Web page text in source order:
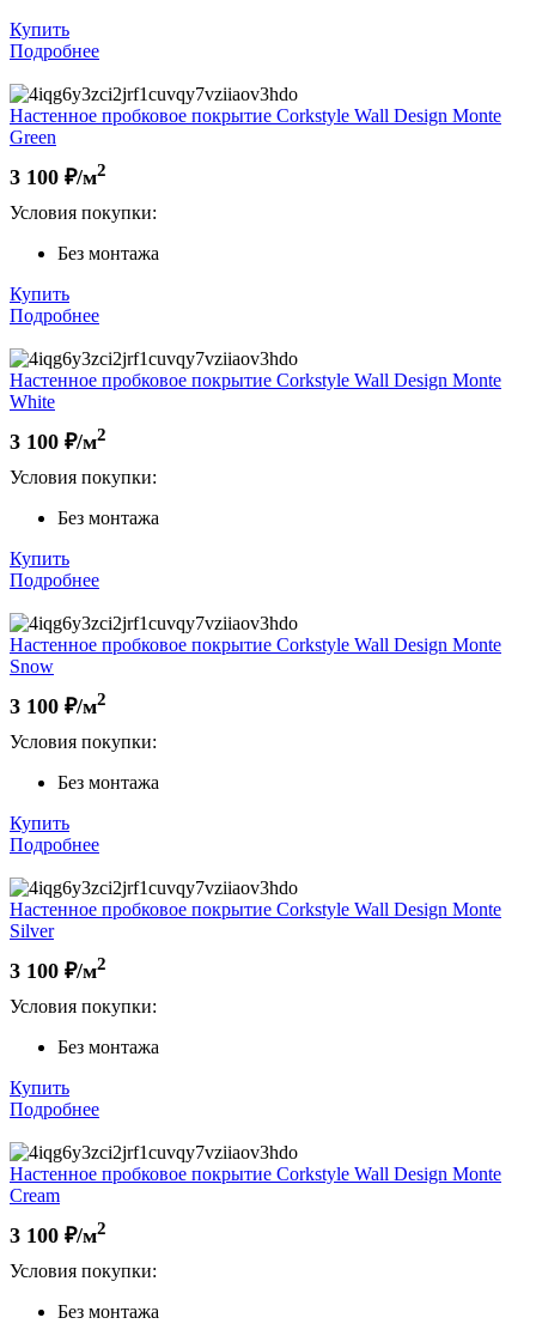
Купить
Подробнее
Настенное пробковое покрытие Corkstyle Wall Design Monte
Green
3 100 ₽/м2
Условия покупки:
Без монтажа
Купить
Подробнее
Настенное пробковое покрытие Corkstyle Wall Design Monte
White
3 100 ₽/м2
Условия покупки:
Без монтажа
Купить
Подробнее
Настенное пробковое покрытие Corkstyle Wall Design Monte
Snow
3 100 ₽/м2
Условия покупки:
Без монтажа
Купить
Подробнее
Настенное пробковое покрытие Corkstyle Wall Design Monte
Silver
3 100 ₽/м2
Условия покупки:
Без монтажа
Купить
Подробнее
Настенное пробковое покрытие Corkstyle Wall Design Monte
Cream
3 100 ₽/м2
Условия покупки:
Без монтажа